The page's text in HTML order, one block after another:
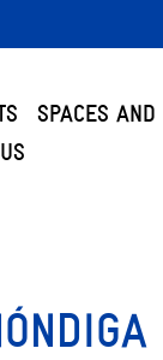
SPACES AND